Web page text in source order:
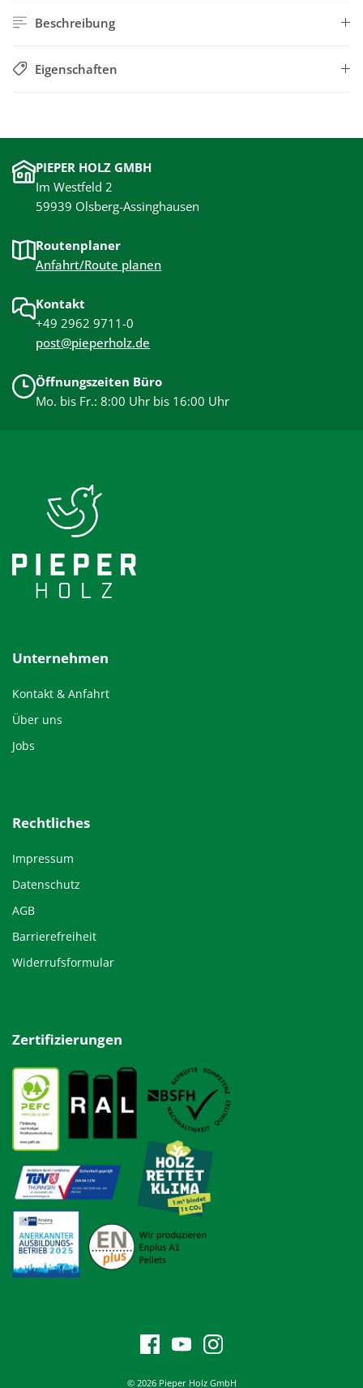
Beschreibung
Eigenschaften
PIEPER HOLZ GMBH
Im Westfeld 2
59939 Olsberg-Assinghausen
Routenplaner
Anfahrt/Route planen
Kontakt
+49 2962 9711-0
post@pieperholz.de
Öffnungszeiten Büro
Mo. bis Fr.: 8:00 Uhr bis 16:00 Uhr
Unternehmen
Kontakt & Anfahrt
Über uns
Jobs
Rechtliches
Impressum
Datenschutz
AGB
Barrierefreiheit
Widerrufsformular
Zertifizierungen
© 2026 Pieper Holz GmbH